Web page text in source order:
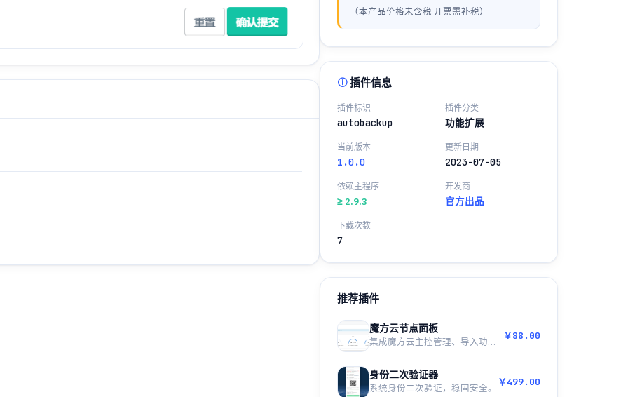
（本产品价格未含税 开票需补税）
插件信息
插件标识
autobackup
插件分类
功能扩展
当前版本
1.0.0
更新日期
2023-07-05
依赖主程序
≥ 2.9.3
开发商
官方出品
下载次数
7
推荐插件
魔方云节点面板
集成魔方云主控管理、导入功能，持续更新！ ￥88.00
身份二次验证器
系统身份二次验证，稳固安全。 ￥499.00